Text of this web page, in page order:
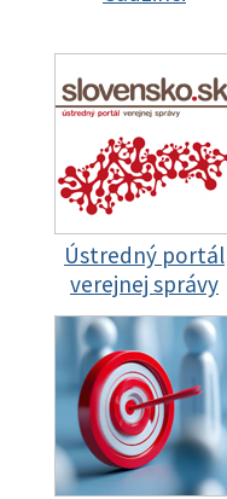
Ústredný portál
verejnej správy